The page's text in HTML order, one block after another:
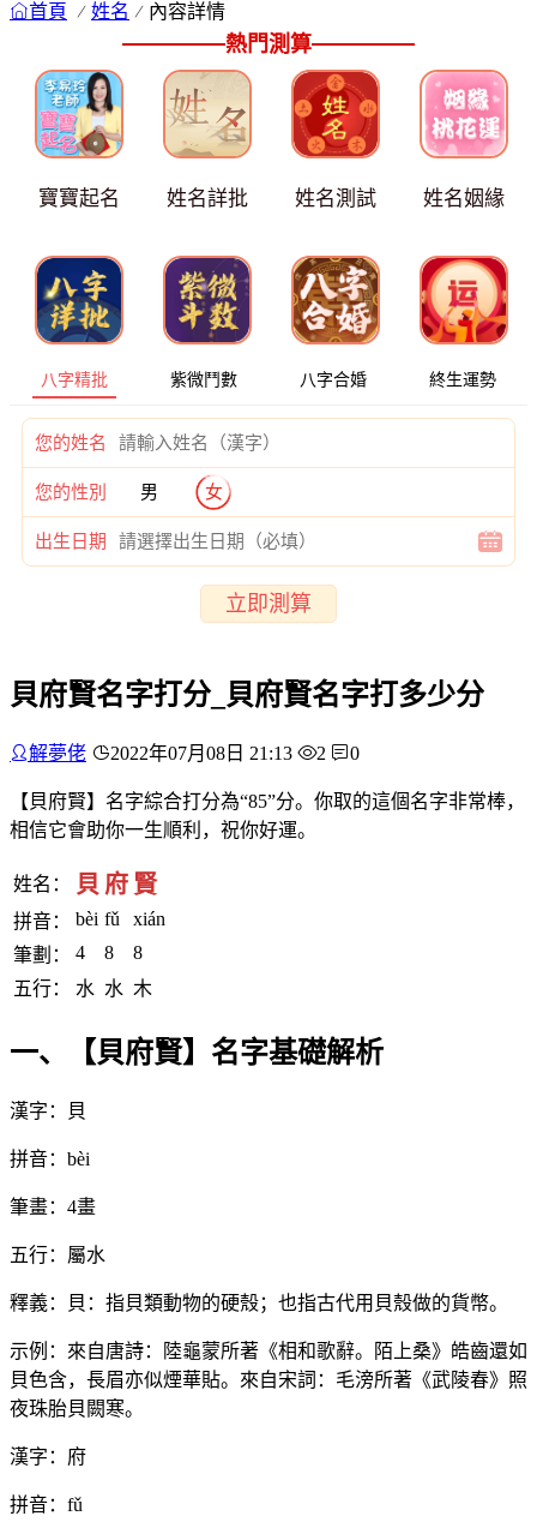
首頁 姓名 內容詳情
熱門測算
寶寶起名 姓名詳批 姓名測試 姓名姻緣
八字精批 紫微鬥數 八字合婚 終生運勢
您的姓名
您的性別 男 女
出生日期
立即測算
貝府賢名字打分_貝府賢名字打多少分
解夢佬 2022年07月08日 21:13 2 0
【貝府賢】名字綜合打分為“85”分。你取的這個名字非常棒，
相信它會助你一生順利，祝你好運。
姓名： 貝 府 賢
拼音： bèi fǔ
xián
筆劃：
4 8
8
五行：
水 水 木
一、【貝府賢】名字基礎解析
漢字：貝
拼音：bèi
筆畫：4畫
五行：屬水
釋義：貝：指貝類動物的硬殼；也指古代用貝殼做的貨幣。
示例：來自唐詩：陸龜蒙所著《相和歌辭。陌上桑》皓齒還如
貝色含，長眉亦似煙華貼。來自宋詞：毛滂所著《武陵春》照
夜珠胎貝闕寒。
漢字：府
拼音：fǔ